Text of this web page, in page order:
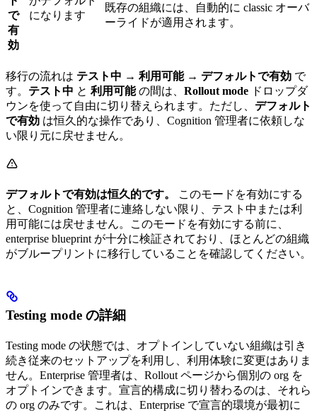
で
有
効
になります
既存の組織には、自動的に classic オーバ
ーライドが適用されます。
移行の流れは テスト中 → 利用可能 → デフォルトで有効 で
す。 テスト中 と 利用可能の間は、 Rollout mode ドロップダ
ウンを使って自由に切り替えられます。ただし、 デフォルト
で有効 は恒久的な操作であり、Cognition 管理者に依頼しな
い限り元に戻せません。
デフォルトで有効は恒久的です。
このモードを有効にする
と、Cognition 管理者に連絡しない限り、テスト中または利
用可能には戻せません。このモードを有効にする前に、
enterprise blueprint が十分に検証されており、ほとんどの組織
がブループリントに移行していることを確認してください。
Testing mode の詳細
Testing mode の状態では、オプトインしていない組織は引き
続き従来のセットアップを利用し、利用体験に変更はありま
せん。Enterprise 管理者は、Rollout ページから個別の org を
オプトインできます。宣言的構成に切り替わるのは、それら
の org のみです。これは、Enterprise で宣言的環境が最初に